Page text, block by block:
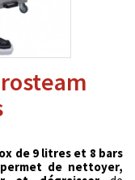
de 9 litres et 8 bars
de nettoyer,